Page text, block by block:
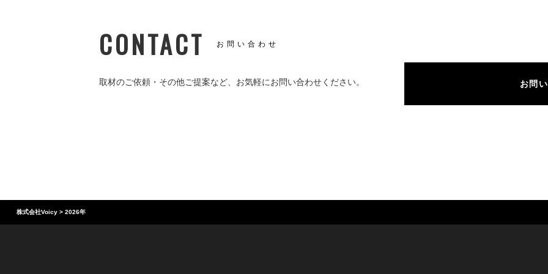
CONTACT お問い合わせ
取材のご依頼・その他ご提案など、 お気軽にお問い合わせください。 お問
株式会社Voicy> 2026年